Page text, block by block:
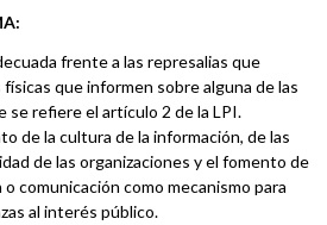
frente a las represalias que
que informen sobre alguna de las
se refiere el artículo 2 de la LPI.
de la cultura de la información, de las
de las organizaciones y el fomento de
comunicación como mecanismo para
al interés público.